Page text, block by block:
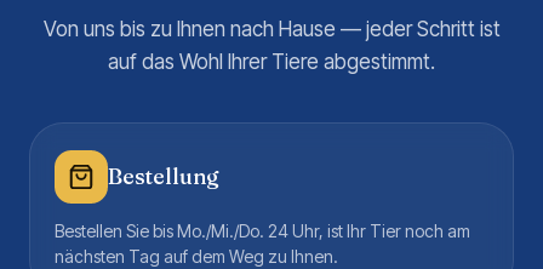
Von uns bis zu Ihnen nach Hause — jeder Schritt ist
auf das Wohl Ihrer Tiere abgestimmt.
Bestellung
Bestellen Sie bis Mo./Mi./Do. 24 Uhr, ist Ihr Tier noch am
nächsten Tag auf dem Weg zu Ihnen.